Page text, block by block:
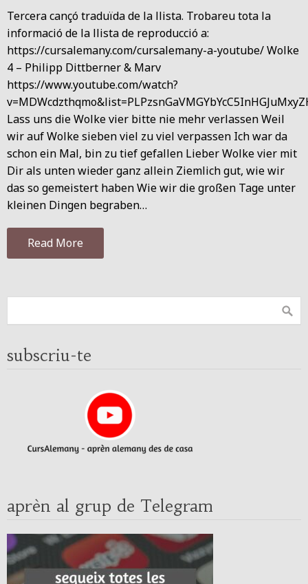
Tercera cançó traduïda de la llista. Trobareu tota la
informació de la llista de reproducció a:
https://cursalemany.com/cursalemany-a-youtube/ Wolke
4 – Philipp Dittberner & Marv
https://www.youtube.com/watch?
Lass uns die Wolke vier bitte nie mehr verlassen Weil
wir auf Wolke sieben viel zu viel verpassen Ich war da
schon ein Mal, bin zu tief gefallen Lieber Wolke vier mit
Dir als unten wieder ganz allein Ziemlich gut, wie wir
das so gemeistert haben Wie wir die großen Tage unter
kleinen Dingen begraben…
Read More
subscriu-te
aprèn al grup de Telegram